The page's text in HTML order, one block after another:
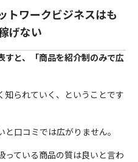
トワークビジネスはも
げない
と、
「商品を紹介制のみで広
知られていく、ということです
口コミでは広がりません。
っている商品の質は良いと言わ